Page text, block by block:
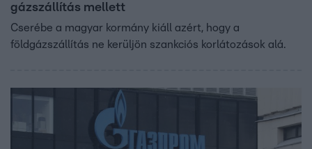
gázszállítás mellett
Cserébe a magyar kormány kiáll azért, hogy a
földgázszállítás ne kerüljön szankciós korlátozások alá.